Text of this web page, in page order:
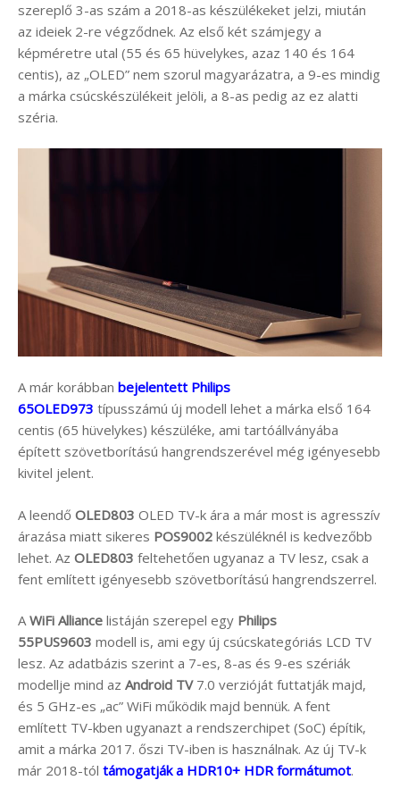
szereplő 3-as szám a 2018-as készülékeket jelzi, miután
az ideiek 2-re végződnek. Az első két számjegy a
képméretre utal (55 és 65 hüvelykes, azaz 140 és 164
centis), az „OLED” nem szorul magyarázatra, a 9-es mindig
a márka csúcskészülékeit jelöli, a 8-as pedig az ez alatti
széria.
A már korábban bejelentett Philips
65OLED973 típusszámú új modell lehet a márka első 164
centis (65 hüvelykes) készüléke, ami tartóállványába
épített szövetborítású hangrendszerével még igényesebb
kivitel jelent.
A leendő OLED803 OLED TV-k ára a már most is agresszív
árazása miatt sikeres POS9002 készüléknél is kedvezőbb
lehet. Az OLED803 feltehetően ugyanaz a TV lesz, csak a
fent említett igényesebb szövetborítású hangrendszerrel.
AWiFi Alliance listáján szerepel egy Philips
55PUS9603 modell is, ami egy új csúcskategóriás LCD TV
lesz. Az adatbázis szerint a 7-es, 8-as és 9-es szériák
modellje mind az Android TV7.0 verzióját futtatják majd,
és 5 GHz-es „ac” WiFi működik majd bennük. A fent
említett TV-kben ugyanazt a rendszerchipet (SoC) építik,
amit a márka 2017. őszi TV-iben is használnak. Az új TV-k
már 2018-tól támogatják a HDR10+ HDR formátumot.